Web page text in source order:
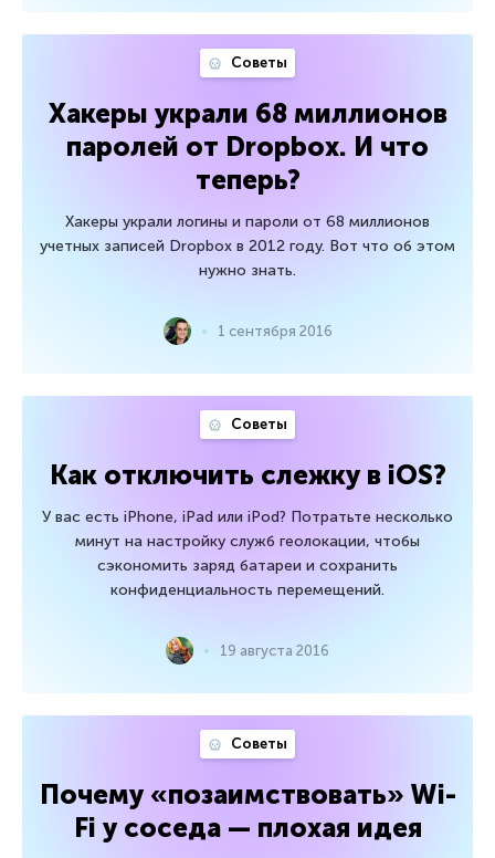
Советы
Хакеры украли 68 миллионов
паролей от Dropbox. И что
теперь?
Хакеры украли логины и пароли от 68 миллионов
учетных записей Dropbox в 2012 году. Вот что об этом
нужно знать.
1 сентября 2016
Советы
Как отключить слежку в iOS?
У вас есть iPhone, iPad или iPod? Потратьте несколько
минут на настройку служб геолокации, чтобы
сэкономить заряд батареи и сохранить
конфиденциальность перемещений.
19 августа 2016
Советы
Почему «позаимствовать» Wi-
Fi у соседа — плохая идея